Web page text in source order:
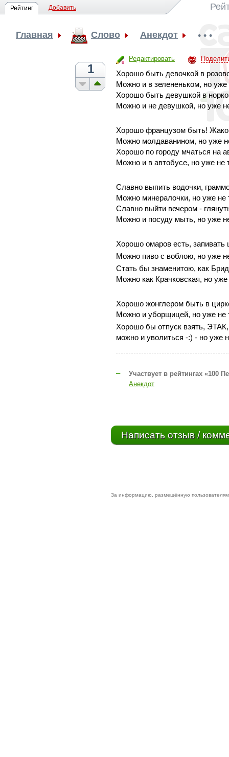
Рейтинг Добавить
Главная Слово Анекдот • • •
Редактировать
1
Хорошо быть девочкой в
Можно и в зелененьком, но уже
Хорошо быть девушкой в
Можно и не девушкой, но уже
Хорошо французом быть!
Можно молдаванином, но уже
Хорошо по городу мчаться на
Можно и в автобусе, но уже не
Славно выпить водочки,
Можно минералочки, но уже не
Славно выйти вечером -
Можно и посуду мыть, но уже
Хорошо омаров есть, запивать
Можно пиво с воблою, но уже
Стать бы знаменитою, как
Можно как Крачковская, но уже
Хорошо жонглером быть в
Можно и уборщицей, но уже не
Хорошо бы отпуск взять,
можно и уволиться -:) - но уже
–
Участвует в рейтингах «100
Анекдот
Написать отзыв /
За информацию, размещённую